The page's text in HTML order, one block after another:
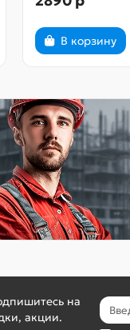
В корзину
на
акции.